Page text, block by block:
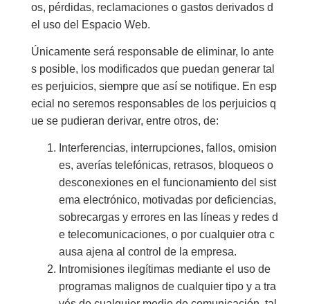
os, pérdidas, reclamaciones o gastos derivados d
el uso del Espacio Web.
Únicamente será responsable de eliminar, lo ante
s posible, los modificados que puedan generar tal
es perjuicios, siempre que así se notifique. En esp
ecial no seremos responsables de los perjuicios q
ue se pudieran derivar, entre otros, de:
Interferencias, interrupciones, fallos, omision
es, averías telefónicas, retrasos, bloqueos o
desconexiones en el funcionamiento del sist
ema electrónico, motivadas por deficiencias,
sobrecargas y errores en las líneas y redes d
e telecomunicaciones, o por cualquier otra c
ausa ajena al control de la empresa.
Intromisiones ilegítimas mediante el uso de
programas malignos de cualquier tipo y a tra